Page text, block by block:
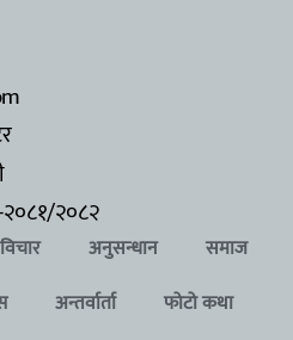
२०८२
विचार अनुसन्धान
समाज
अन्तर्वार्ता फोटो कथा